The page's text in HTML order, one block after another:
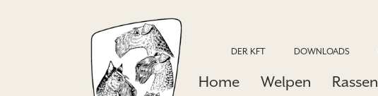
DER KFT DOWNLOADS
Home Welpen Rassen